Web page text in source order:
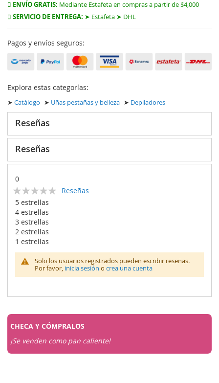
ENVÍO GRATIS: Mediante Estafeta en compras a partir de $4,000
SERVICIO DE ENTREGA: ➤ Estafeta ➤ DHL
Pagos y envíos seguros:
Explora estas categorías:
➤ Catálogo ➤ Uñas pestañas y belleza ➤ Depiladores
Reseñas
Reseñas
0
Calificación:
% of100
Reseñas
5 estrellas
4 estrellas
3 estrellas
2 estrellas
1 estrellas
Solo los usuarios registrados pueden escribir reseñas.
Por favor, inicia sesión o crea una cuenta
CHECA Y CÓMPRALOS
¡Se venden como pan caliente!